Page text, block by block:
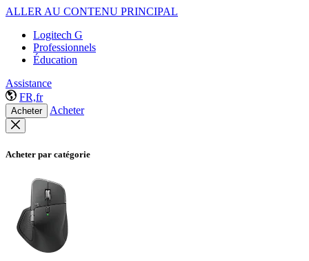
ALLER AU CONTENU PRINCIPAL
Logitech G
Professionnels
Éducation
Assistance
FR,fr
Acheter Acheter
Acheter par catégorie